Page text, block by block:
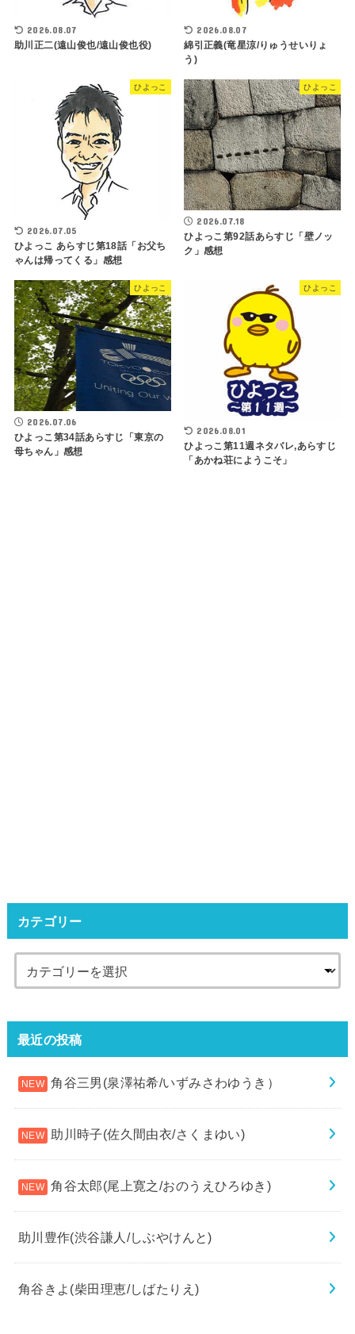
2026.08.07
助川正二(遠山俊也/遠山俊也役)
2026.08.07
綿引正義(竜星涼/りゅうせいりょ
う)
ひよっこ
2026.07.05
ひよっこ あらすじ第18話「お父ち
ゃんは帰ってくる」感想
ひよっこ
2026.07.18
ひよっこ第92話あらすじ「壁ノッ
ク」感想
ひよっこ
2026.07.06
ひよっこ第34話あらすじ「東京の
母ちゃん」感想
ひよっこ
2026.08.01
ひよっこ第11週ネタバレ,あらすじ
「あかね荘にようこそ」
カテゴリー
最近の投稿
角谷三男(泉澤祐希/いずみさわゆうき）
助川時子(佐久間由衣/さくまゆい)
角谷太郎(尾上寛之/おのうえひろゆき)
助川豊作(渋谷謙人/しぶやけんと)
角谷きよ(柴田理恵/しばたりえ)